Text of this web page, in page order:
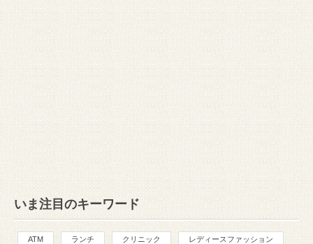
いま注目のキーワード
ATM ランチ クリニック レディースファッション